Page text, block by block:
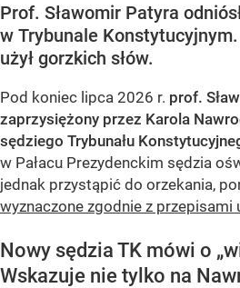
Prof. Sławomir Patyra
w Trybunale
użył gorzkich słów.
Pod koniec lipca 2026 r. prof.
zaprzysiężony przez Karola
sędziego Trybunału
w Pałacu Prezydenckim sędzia
jednak przystąpić do orzekania,
wyznaczone zgodnie z przepisami
Nowy sędzia TK mówi o
Wskazuje nie tylko na